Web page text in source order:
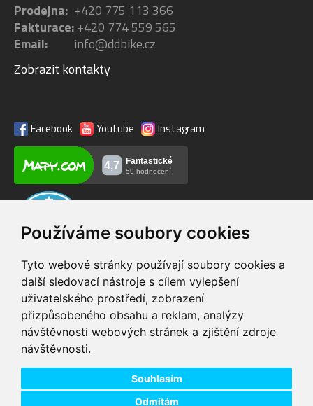
Používáme soubory cookies
Tyto webové stránky používají soubory cookies a
další sledovací nástroje s cílem vylepšení
uživatelského prostředí, zobrazení
přizpůsobeného obsahu a reklam, analýzy
návštěvnosti webových stránek a zjištění zdroje
návštěvnosti.
Souhlasím
Odmítám
Prodejna: +420 775 113 366
Fakturace:+420 774 559 565
Email:
info@ddbike.cz
Zobrazit kontakty
Facebook Youtube Instagram
VIP servis
na zakoupená
elektrokola
Testovací trať
možnost vyzkoušet si
elektrokola
Doprava ZDARMA
pro objednávky nad 1600 zboží skladem při